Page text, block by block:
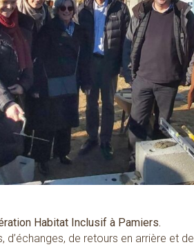
Habitat Inclusif à Pamiers.
d’échanges, de retours en arrière et